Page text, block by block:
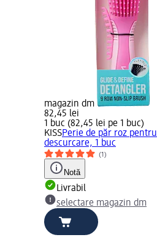
magazin dm
82,45 lei
1 buc (82,45 lei pe 1 buc)
KISSPerie de păr roz pentru
descurcare, 1 buc
(1)
Notă
Livrabil
selectare magazin dm